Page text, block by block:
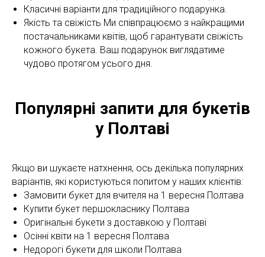
Класичні варіанти для традиційного подарунка.
Якість та свіжість Ми співпрацюємо з найкращими
постачальниками квітів, щоб гарантувати свіжість
кожного букета. Ваш подарунок виглядатиме
чудово протягом усього дня.
Популярні запити для букетів
у Полтаві
Якщо ви шукаєте натхнення, ось декілька популярних
варіантів, які користуються попитом у наших клієнтів:
Замовити букет для вчителя на 1 вересня Полтава
Купити букет першокласнику Полтава
Оригінальні букети з доставкою у Полтаві
Осінні квіти на 1 вересня Полтава
Недорогі букети для школи Полтава